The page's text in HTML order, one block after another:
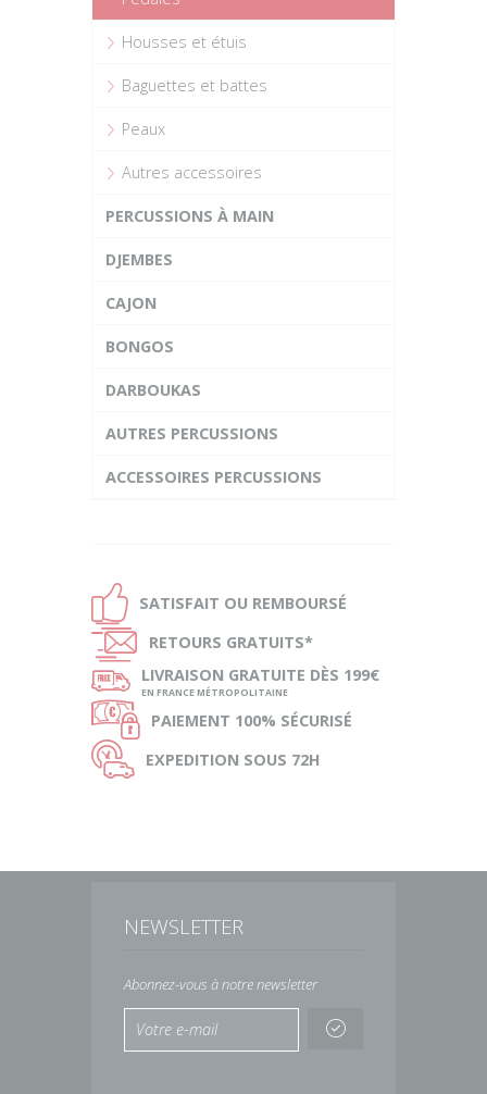
Housses et étuis
Baguettes et battes
Peaux
Autres accessoires
PERCUSSIONS À MAIN
DJEMBES
CAJON
BONGOS
DARBOUKAS
AUTRES PERCUSSIONS
ACCESSOIRES PERCUSSIONS
Ð SATISFAIT OU REMBOURSÉ
Ñ RETOURS GRATUITS*
ø LIVRAISON GRATUITE DÈS 199€
EN FRANCE MÉTROPOLITAINE
Ø PAIEMENT 100% SÉCURISÉ
Ù EXPEDITION SOUS 72H
NEWSLETTER
Abonnez-vous à notre newsletter